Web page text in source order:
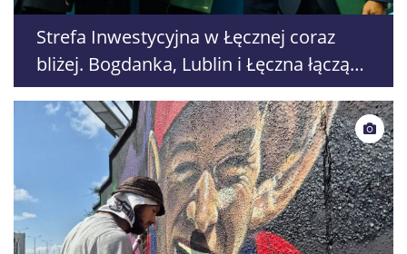
Strefa Inwestycyjna w Łęcznej coraz
bliżej. Bogdanka, Lublin i Łęczna łączą
siły